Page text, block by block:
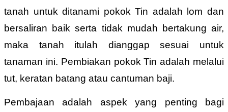
tanah untuk ditanami pokok Tin adalah lom dan
bersaliran baik serta tidak mudah bertakung air,
maka tanah itulah dianggap sesuai untuk
tanaman ini. Pembiakan pokok Tin adalah melalui
tut, keratan batang atau cantuman baji.
Pembajaan adalah aspek yang penting bagi